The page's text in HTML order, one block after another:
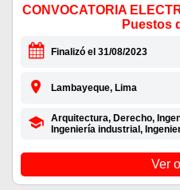
CONVOCATORIA
Puestos
Finalizó el 31/08/2023
Lambayeque, Lima
Arquitectura, Derecho,
Ingeniería industrial,
Ver